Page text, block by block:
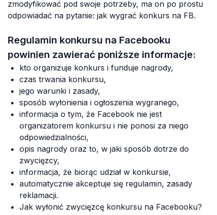
zmodyfikować pod swoje potrzeby, ma on po prostu
odpowiadać na pytanie: jak wygrać konkurs na FB.
Regulamin konkursu na Facebooku
powinien zawierać poniższe informacje:
kto organizuje konkurs i funduje nagrody,
czas trwania konkursu,
jego warunki i zasady,
sposób wyłonienia i ogłoszenia wygranego,
informacja o tym, że Facebook nie jest
organizatorem konkursu i nie ponosi za niego
odpowiedzialności,
opis nagrody oraz to, w jaki sposób dotrze do
zwycięzcy,
informacja, że biorąc udział w konkursie,
automatycznie akceptuje się regulamin, zasady
reklamacji.
Jak wyłonić zwycięzcę konkursu na Facebooku?